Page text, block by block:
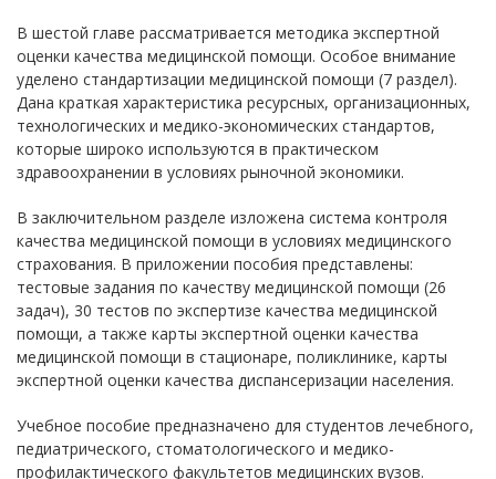
В шестой главе рассматривается методика экспертной
оценки качества медицинской помощи. Особое внимание
уделено стандартизации медицинской помощи (7 раздел).
Дана краткая характеристика ресурсных, организационных,
технологических и медико-экономических стандартов,
которые широко используются в практическом
здравоохранении в условиях рыночной экономики.
В заключительном разделе изложена система контроля
качества медицинской помощи в условиях медицинского
страхования. В приложении пособия представлены:
тестовые задания по качеству медицинской помощи (26
задач), 30 тестов по экспертизе качества медицинской
помощи, а также карты экспертной оценки качества
медицинской помощи в стационаре, поликлинике, карты
экспертной оценки качества диспансеризации населения.
Учебное пособие предназначено для студентов лечебного,
педиатрического, стоматологического и медико-
профилактического факультетов медицинских вузов.